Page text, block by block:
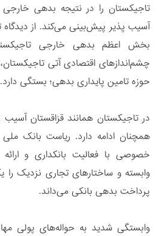
تاجیکستان را در نتیجه بدهی
آسیب پذیر پیش‌بینی می‌کند. از دیدگاه
بخش اعظم بدهی خارجی
چشم‌اندازهای اقتصادی آتی
حوزه تامین پایداری بدهی؛ بستگی دارد.
در تاجیکستان همانند قزاقستان آسیب
همچنان ادامه دارد. ریاست بانک
خصوصی با فعالیت بانکداری و
وابسته و ساختارهای تجاری نزدیک را
پرداخت بدهی بانکی می‌داند.
وابستگی شدید به حواله‌های پولی